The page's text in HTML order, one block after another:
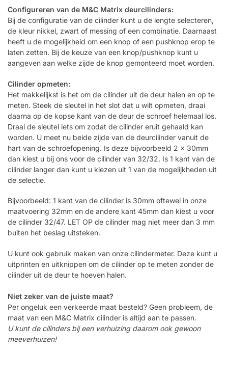
Configureren van de M&C Matrix deurcilinders:
Bij de configuratie van de cilinder kunt u de lengte selecteren,
de kleur nikkel, zwart of messing of een combinatie. Daarnaast
heeft u de mogelijkheid om een knop of een pushknop erop te
laten zetten. Bij de keuze van een knop/pushknop kunt u
aangeven aan welke zijde de knop gemonteerd moet worden.
Cilinder opmeten:
Het makkelijkst is het om de cilinder uit de deur halen en op te
meten. Steek de sleutel in het slot dat u wilt opmeten, draai
daarna op de kopse kant van de deur de schroef helemaal los.
Draai de sleutel iets om zodat de cilinder eruit gehaald kan
worden. U meet nu beide zijde van de deurcilinder vanuit de
hart van de schroefopening. Is deze bijvoorbeeld 2 x 30mm
dan kiest u bij ons voor de cilinder van 32/32. Is 1 kant van de
cilinder langer dan kunt u kiezen uit 1 van de mogelijkheden uit
de selectie.
Bijvoorbeeld: 1 kant van de cilinder is 30mm oftewel in onze
maatvoering 32mm en de andere kant 45mm dan kiest u voor
de cilinder 32/47. LET OP de cilinder mag niet meer dan 3 mm
buiten het beslag uitsteken.
U kunt ook gebruik maken van onze cilindermeter. Deze kunt u
uitprinten en uitknippen om de cilinder op te meten zonder de
cilinder uit de deur te hoeven halen.
Niet zeker van de juiste maat?
Per ongeluk een verkeerde maat besteld? Geen probleem, de
maat van een M&C Matrix cilinder is altijd aan te passen.
U kunt de cilinders bij een verhuizing daarom ook gewoon
meeverhuizen!